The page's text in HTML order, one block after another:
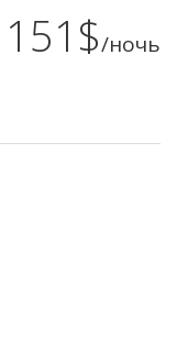
151$/ночь